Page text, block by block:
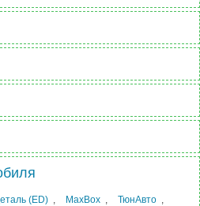
(ED) MaxBox ТюнАвто